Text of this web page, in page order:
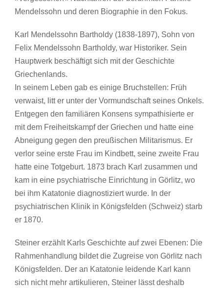
Mendelssohn und deren Biographie in den Fokus.
Karl Mendelssohn Bartholdy (1838-1897), Sohn von
Felix Mendelssohn Bartholdy, war Historiker. Sein
Hauptwerk beschäftigt sich mit der Geschichte
Griechenlands.
In seinem Leben gab es einige Bruchstellen: Früh
verwaist, litt er unter der Vormundschaft seines Onkels.
Entgegen den familiären Konsens sympathisierte er
mit dem Freiheitskampf der Griechen und hatte eine
Abneigung gegen den preußischen Militarismus. Er
verlor seine erste Frau im Kindbett, seine zweite Frau
hatte eine Totgeburt. 1873 brach Karl zusammen und
kam in eine psychiatrische Einrichtung in Görlitz, wo
bei ihm Katatonie diagnostiziert wurde. In der
psychiatrischen Klinik in Königsfelden (Schweiz) starb
er 1870.
Steiner erzählt Karls Geschichte auf zwei Ebenen: Die
Rahmenhandlung bildet die Zugreise von Görlitz nach
Königsfelden. Der an Katatonie leidende Karl kann
sich nicht mehr artikulieren, Steiner lässt deshalb